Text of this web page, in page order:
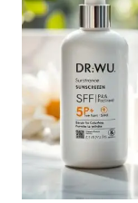
足
開
限
公
司
步
驟
之
法